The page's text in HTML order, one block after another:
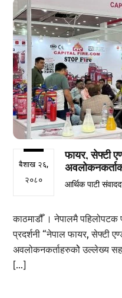
बैशाख २६,
२०८०
फायर, सेफ्टी
आर्थिक पाटी
काठमाडौँ । नेपालमै पहिलोपटक
प्रदर्शनी “नेपाल फायर, सेफ्टी
अवलोकनकर्ताहरुकोे उल्लेख्य
[…]